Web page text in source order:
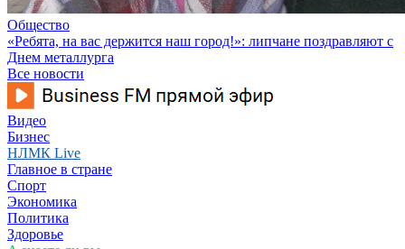
Общество
«Ребята, на вас держится наш город!»: липчане поздравляют с
Днем металлурга
Все новости
Видео
Бизнес
НЛМК Live
Главное в стране
Спорт
Экономика
Политика
Здоровье